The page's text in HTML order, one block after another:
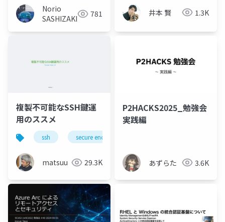
Norio
SASHIZAKI
781 井本 賢 1.3K
複製不可能なSSH鍵運
用のススメ
ssh secure enclave
matsuu 29.3K
P2HACKS2025_勉強会
実践編
あずらた 3.6K